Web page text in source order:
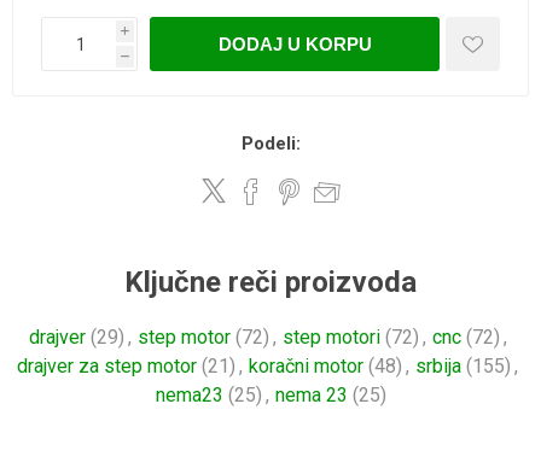
i
h
DODAJ U KORPU
Podeli:
Ključne reči proizvoda
drajver (29) , step motor (72) , step motori (72) , cnc (72) ,
drajver za step motor (21) , koračni motor (48) , srbija (155) ,
nema23 (25) , nema 23 (25)